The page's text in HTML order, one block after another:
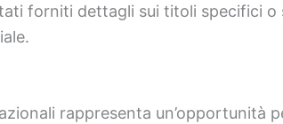
forniti dettagli sui titoli specifici
rappresenta un’opportunità